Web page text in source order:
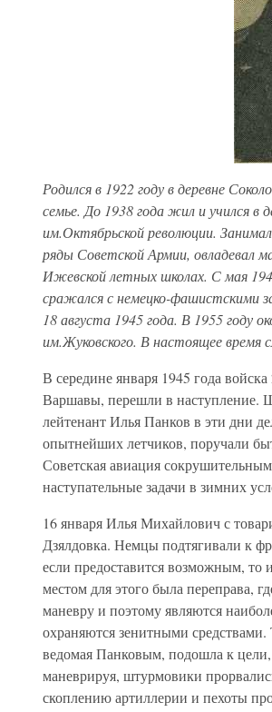
Родился в 1922 году в деревне
семье. До 1938 года жил и учился
им.Октябрьской революции.
ряды Советской Армии, овладевал
Ижевской летных школах. С мая
сражался с немецко-фашистскими
18 августа 1945 года. В 1955 году
им.Жуковского. В настоящее
В середине января 1945 года
Варшавы, перешли в наступление.
лейтенант Илья Панков в эти дни
опытнейших летчиков, поручали
Советская авиация
наступательные задачи в зимних
16 января Илья Михайлович с
Дзялдовка. Немцы подтягивали к
если предоставится возможным, то
местом для этого была переправа,
маневру и поэтому являются
охраняются зенитными
ведомая Панковым, подошла к
маневрируя, штурмовики
скоплению артиллерии и пехоты